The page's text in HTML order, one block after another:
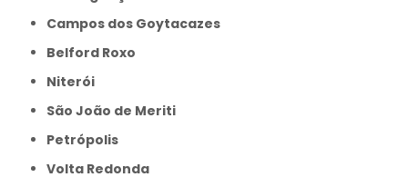
Campos dos Goytacazes
Belford Roxo
Niterói
São João de Meriti
Petrópolis
Volta Redonda